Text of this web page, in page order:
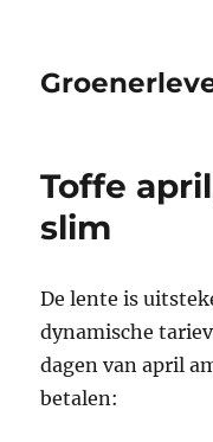
Toffe
slim
De lente is
dynamische
dagen van april
betalen: